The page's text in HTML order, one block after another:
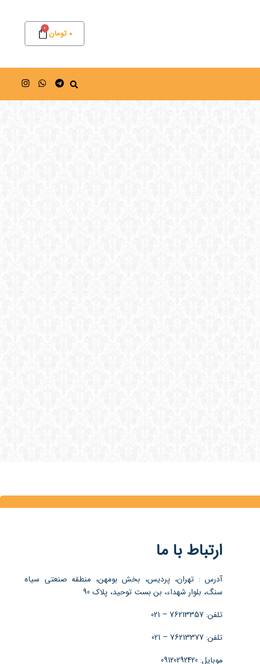
0 تومان 0
ارتباط با ما
آدرس : تهران، پردیس، بخش بومهن، منطقه صنعتی سیاه
سنگ، بلوار شهداء، بن بست توحید، پلاک 90
تلفن: 76213357 – 021
تلفن: 76213377 – 021
موبایل: 09120292420